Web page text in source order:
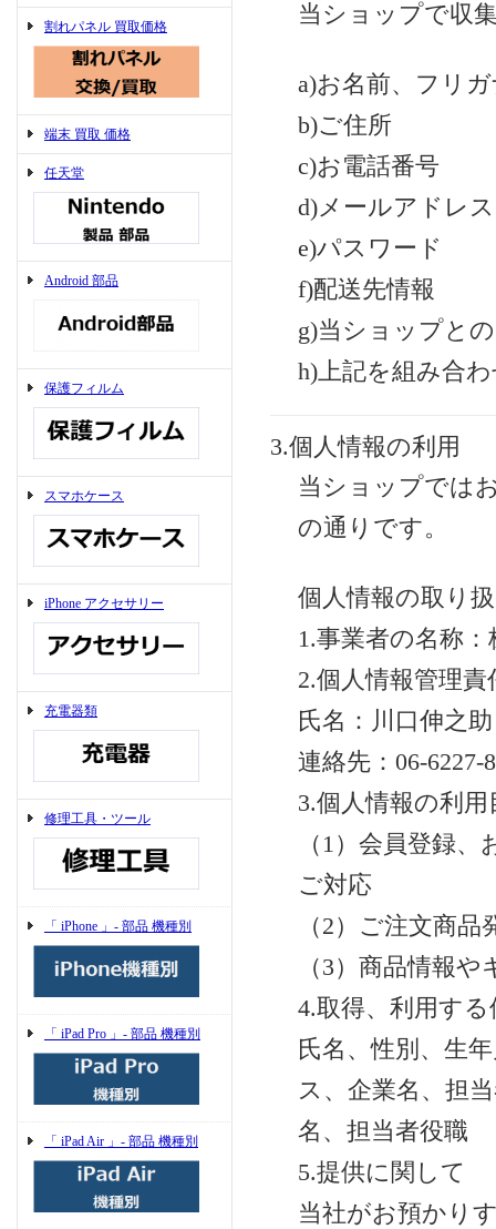
割れパネル 買取価格
端末 買取 価格
任天堂
Android 部品
保護フィルム
スマホケース
iPhone アクセサリー
充電器類
修理工具・ツール
「 iPhone 」- 部品 機種別
「 iPad Pro 」- 部品 機種別
「 iPad Air 」- 部品 機種別
当ショップで収
a)お名前、フリ
b)ご住所
c)お電話番号
d)メールアドレス
e)パスワード
f)配送先情報
g)当ショップと
h)上記を組み合
3.個人情報の利用
当ショップでは
の通りです。
個人情報の取り
1.事業者の名称
2.個人情報管理責
氏名：川口伸之助
連絡先：06-6227-
3.個人情報の利用
（1）会員登録
ご対応
（2）ご注文商品
（3）商品情報
4.取得、利用す
氏名、性別、生
ス、企業名、担
名、担当者役職
5.提供に関して
当社がお預かり